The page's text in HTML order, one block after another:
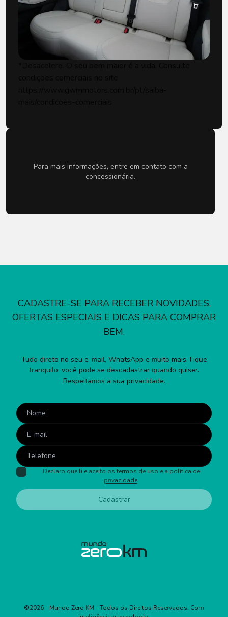
Para mais informações, entre em contato com a
concessionária.
CADASTRE-SE PARA RECEBER NOVIDADES,
OFERTAS ESPECIAIS E DICAS PARA COMPRAR
BEM.
Tudo direto no seu e-mail, WhatsApp e muito mais. Fique
tranquilo: você pode se descadastrar quando quiser.
Respeitamos a sua privacidade.
Declaro que li e aceito os termos de uso e a política de
privacidade.
Cadastrar
©2026 - Mundo Zero KM - Todos os Direitos Reservados. Com